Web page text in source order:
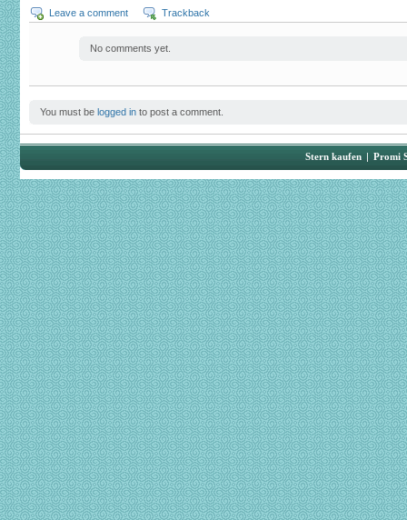
Leave a comment Trackback
No comments yet.
You must be logged in to post a comment.
Stern kaufen | Promi